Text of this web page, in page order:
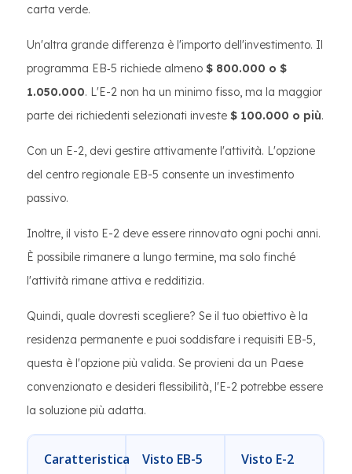
carta verde.
Un'altra grande differenza è l'importo dell'investimento. Il
programma EB‑5 richiede almeno $ 800.000 o $
1.050.000. L'E-2 non ha un minimo fisso, ma la maggior
parte dei richiedenti selezionati investe $ 100.000 o più.
Con un E-2, devi gestire attivamente l'attività. L'opzione
del centro regionale EB-5 consente un investimento
passivo.
Inoltre, il visto E-2 deve essere rinnovato ogni pochi anni.
È possibile rimanere a lungo termine, ma solo finché
l'attività rimane attiva e redditizia.
Quindi, quale dovresti scegliere? Se il tuo obiettivo è la
residenza permanente e puoi soddisfare i requisiti EB-5,
questa è l'opzione più valida. Se provieni da un Paese
convenzionato e desideri flessibilità, l'E-2 potrebbe essere
la soluzione più adatta.
Caratteristica Visto EB-5 Visto E-2